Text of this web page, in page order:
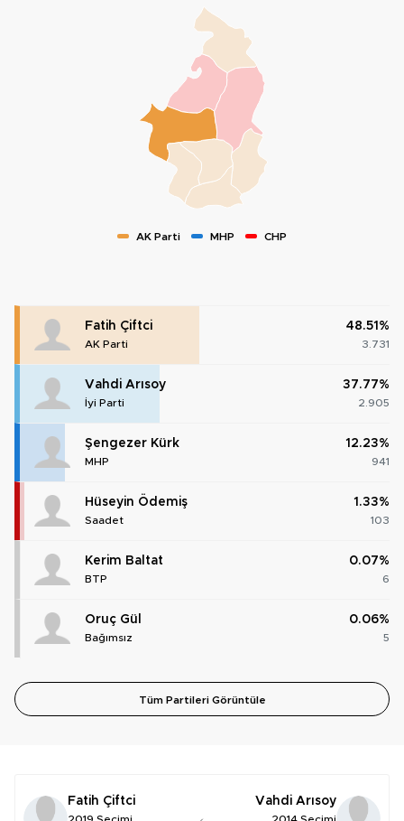
AK Parti MHP CHP
Fatih Çiftci
AK Parti
48.51%
3.731
Vahdi Arısoy
İyi Parti
37.77%
2.905
Şengezer Kürk
MHP
12.23%
941
Hüseyin Ödemiş
Saadet
1.33%
103
Kerim Baltat
BTP
0.07%
6
Oruç Gül
Bağımsız
0.06%
5
Tüm Partileri Görüntüle
Fatih Çiftci
2019 Seçimi
Vahdi Arısoy
2014 Seçimi